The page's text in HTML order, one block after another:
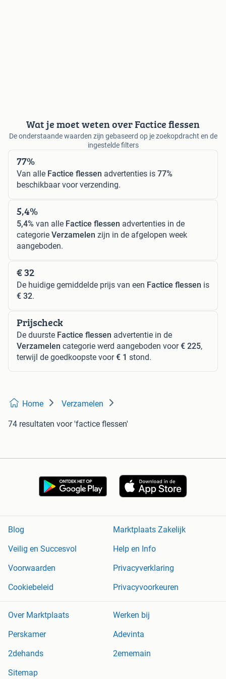
Wat je moet weten over Factice flessen
De onderstaande waarden zijn gebaseerd op je zoekopdracht en de
ingestelde filters
77%
Van alle Factice flessen advertenties is 77%
beschikbaar voor verzending.
5,4%
5,4% van alle Factice flessen advertenties in de
categorie Verzamelen zijn in de afgelopen week
aangeboden.
€ 32
De huidige gemiddelde prijs van een Factice flessen is
€ 32.
Prijscheck
De duurste Factice flessen advertentie in de
Verzamelen categorie werd aangeboden voor€ 225,
terwijl de goedkoopste voor€ 1 stond.
Home Verzamelen
74 resultaten voor 'factice flessen'
Blog
Marktplaats Zakelijk
Veilig en Succesvol
Help en Info
Voorwaarden
Privacyverklaring
Cookiebeleid
Privacyvoorkeuren
Over Marktplaats
Werken bij
Perskamer
Adevinta
2dehands
2ememain
Sitemap